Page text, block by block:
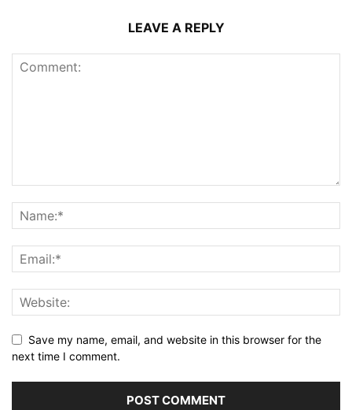
LEAVE A REPLY
Save my name, email, and website in this browser for the
next time I comment.